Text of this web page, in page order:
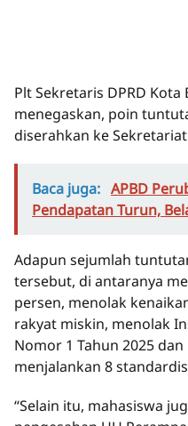
Plt Sekretaris DPRD Kota
menegaskan, poin
diserahkan ke Sekretariat
Baca juga: APBD
Pendapatan Turun,
Adapun sejumlah
tersebut, di antaranya
persen, menolak
rakyat miskin, menolak
Nomor 1 Tahun 2025
menjalankan 8
“Selain itu, mahasiswa